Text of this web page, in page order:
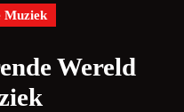
Muziek
Wereld